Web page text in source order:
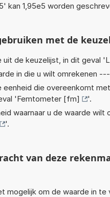
kan 1,95e5 worden
met de
de keuzelijst, in dit geval '
in die u wilt omrekenen
eenheid die overeenkomt
'Femtometer [fm]
'.
waarnaar u de waarde
'.
van deze
mogelijk om de waarde in